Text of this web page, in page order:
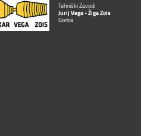
Tehniški Zavodi
Jurij Vega - Žiga Zois
Gorica